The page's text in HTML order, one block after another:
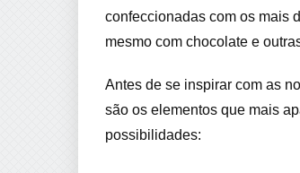
confeccionadas com os mais
mesmo com chocolate e
Antes de se inspirar com as
são os elementos que mais
possibilidades: